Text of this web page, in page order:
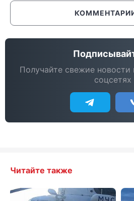
Получайте свежие
соцсетях
Читайте также